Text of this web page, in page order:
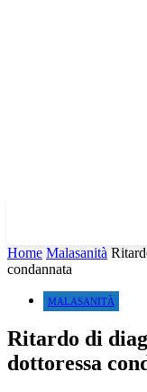
Home Malasanità
condannata
MALASANITÀ
Ritardo di
dottoressa